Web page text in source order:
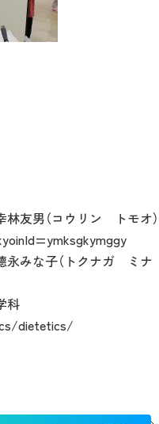
友男（コウリン トモオ）
みな子（トクナガ ミナ
科
dietetics/